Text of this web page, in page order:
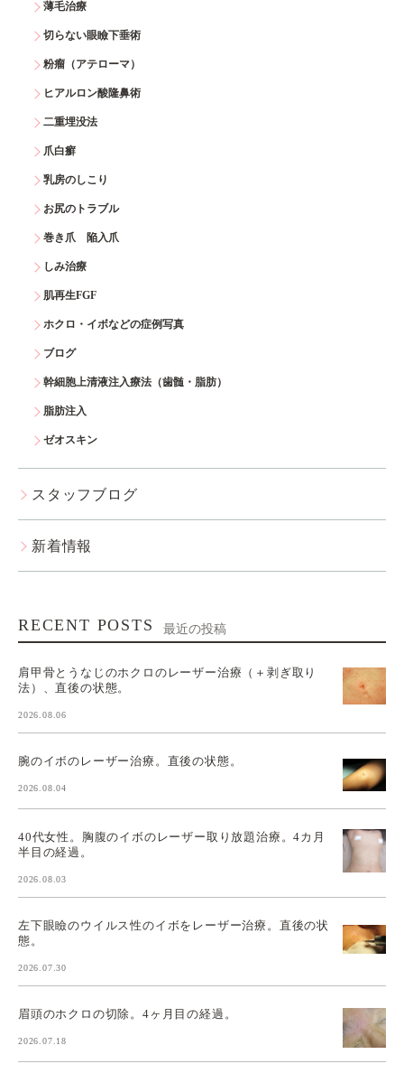
薄毛治療
切らない眼瞼下垂術
粉瘤（アテローマ）
ヒアルロン酸隆鼻術
二重埋没法
爪白癬
乳房のしこり
お尻のトラブル
巻き爪 陥入爪
しみ治療
肌再生FGF
ホクロ・イボなどの症例写真
ブログ
幹細胞上清液注入療法（歯髄・脂肪）
脂肪注入
ゼオスキン
スタッフブログ
新着情報
RECENT POSTS 最近の投稿
肩甲骨とうなじのホクロのレーザー治療（＋剥ぎ取り
法）、直後の状態。
2026.08.06
腕のイボのレーザー治療。直後の状態。
2026.08.04
40代女性。胸腹のイボのレーザー取り放題治療。4カ月
半目の経過。
2026.08.03
左下眼瞼のウイルス性のイボをレーザー治療。直後の状
態。
2026.07.30
眉頭のホクロの切除。4ヶ月目の経過。
2026.07.18